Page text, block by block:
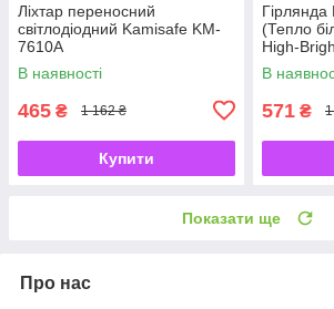
Ліхтар переносний
світлодіодний Kamisafe KM-
7610A
В наявності
465 ₴ 1 162 ₴
Купити
(Тепло
High-
В
571 ₴
Показати ще
Про нас